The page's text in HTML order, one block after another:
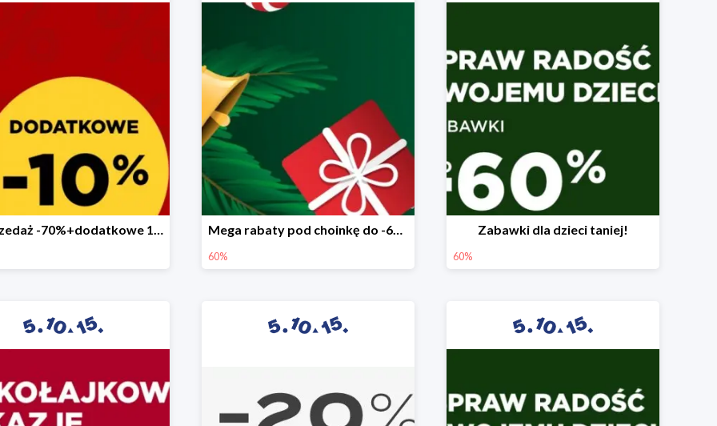
Wyprzedaż -70%+dodatkowe 10% Mega rabaty pod choinkę do -60%
60%
Zabawki dla dzieci taniej!
60%